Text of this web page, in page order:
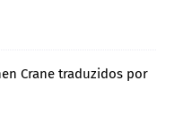
Crane traduzidos por